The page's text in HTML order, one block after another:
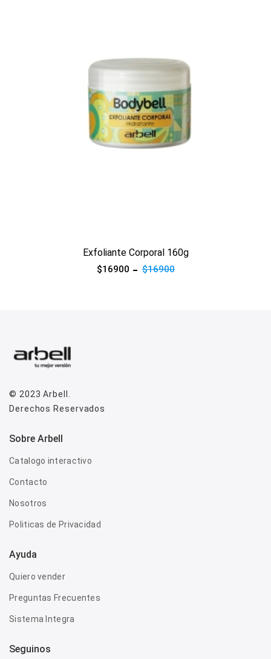
Exfoliante Corporal 160g
$16900 $16900
© 2023Arbell
Derechos Reservados
Sobre Arbell
Catalogo interactivo
Contacto
Nosotros
Politicas de Privacidad
Ayuda
Quiero vender
Preguntas Frecuentes
Sistema Integra
Seguinos